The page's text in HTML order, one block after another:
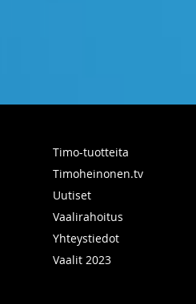
Timo-tuotteita
Timoheinonen.tv
Uutiset
Vaalirahoitus
Yhteystiedot
Vaalit 2023